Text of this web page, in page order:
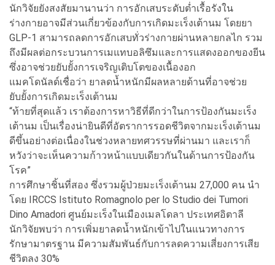
นักวิจัยยังสงสัยมานานว่า การอักเสบระดับต่ำเรื้อรังใน
ร่างกายอาจมีส่วนเกี่ยวข้องกับการเกิดมะเร็งเต้านม โดยยา
GLP-1 สามารถลดการอักเสบทั่วร่างกายผ่านหลายกลไก รวม
ถึงมีผลต่อกระบวนการเมแทบอลิซึมและการแสดงออกของยีน
ซึ่งอาจช่วยยับยั้งการเจริญเติบโตของเนื้องอก
แมคโดนัลด์เชื่อว่า ยาลดน้ำหนักมีผลหลายด้านที่อาจช่วย
ยับยั้งการเกิดมะเร็งเต้านม
“ท้ายที่สุดแล้ว เราต้องการหาวิธีที่ดีกว่าในการป้องกันมะเร็ง
เต้านม เป็นเรื่องน่ายินดีที่อัตราการรอดชีวิตจากมะเร็งเต้านม
ดีขึ้นอย่างต่อเนื่องในช่วงหลายทศวรรษที่ผ่านมา และเราก็
หวังว่าจะเห็นความก้าวหน้าแบบเดียวกันในด้านการป้องกัน
โรค”
การศึกษาชิ้นที่สอง ซึ่งรวมผู้ป่วยมะเร็งเต้านม 27,000 คน นำ
โดย IRCCS Istituto Romagnolo per lo Studio dei Tumori
Dino Amadori ศูนย์มะเร็งในเมืองเมลโดลา ประเทศอิตาลี
นักวิจัยพบว่า การเพิ่มยาลดน้ำหนักเข้าไปในแนวทางการ
รักษามาตรฐาน มีความสัมพันธ์กับการลดความเสี่ยงการเสีย
ชีวิตลง 30%